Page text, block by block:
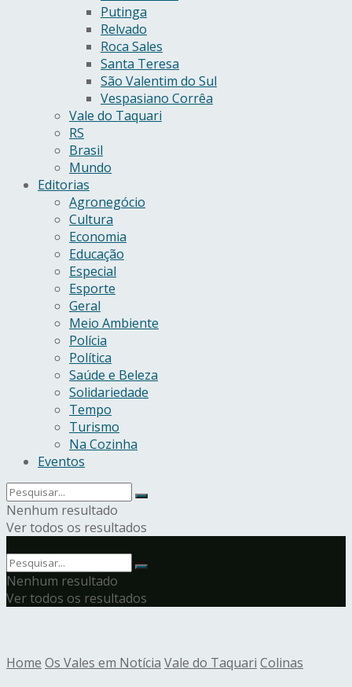
Putinga
Relvado
Roca Sales
Santa Teresa
São Valentim do Sul
Vespasiano Corrêa
Vale do Taquari
RS
Brasil
Mundo
Editorias
Agronegócio
Cultura
Economia
Educação
Especial
Esporte
Geral
Meio Ambiente
Polícia
Política
Saúde e Beleza
Solidariedade
Tempo
Turismo
Na Cozinha
Eventos
Nenhum resultado
Ver todos os resultados
Nenhum resultado
Ver todos os resultados
Home Os Vales em Notícia Vale do Taquari Colinas